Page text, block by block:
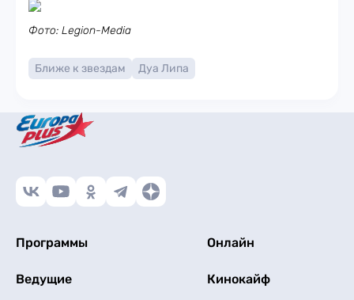
Фото: Legion-Media
Ближе к звездам Дуа Липа
Программы Онлайн
Ведущие Кинокайф